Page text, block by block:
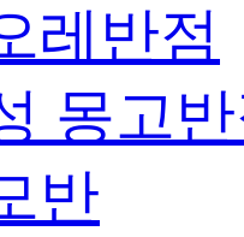
레반점
몽고
반